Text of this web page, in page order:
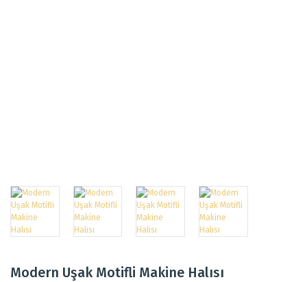
Modern Uşak Motifli Makine Halısı